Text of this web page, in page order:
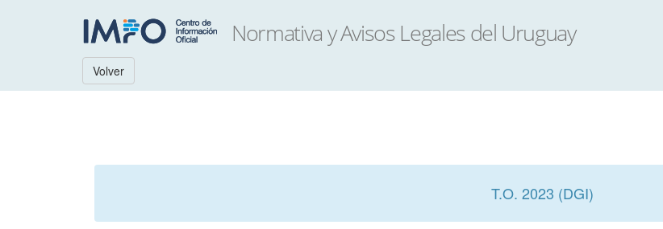
Volver
T.O. 2023 (DGI)